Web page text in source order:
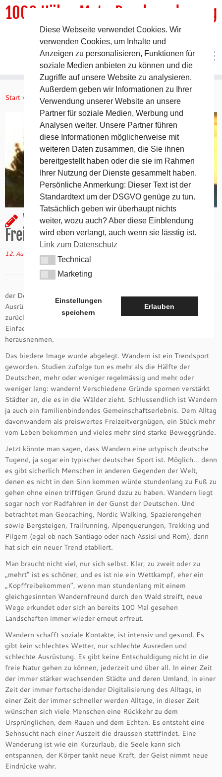
Inhalt
1000 HöhenMeterRundwanderweg
DER Rundwanderweg um Pommelsbrunn
Start » Allgemein » Wandern ist die beliebteste Freizeitsportart
Wandern ist die beliebteste
Freizeitsportart
12. August 2015in
der Deutschen, so war neulich zu lesen. So gut wie keine
Ausrüstung notwendig, es macht gesund und die Sehnsucht
zurück zur Natur zu kommen, sind die Motivatoren geworden.
Einfach einfach, mehr nicht, über den Dingen stehen, sich
herausnehmen.
Das biedere Image wurde abgelegt. Wandern ist ein Trendsport
geworden. Studien zufolge tun es mehr als die Hälfte der
Deutschen, mehr oder weniger regelmässig und mehr oder
weniger lang: wandern! Verschiedene Gründe spornen verstärkt
Städter an, die es in die Wälder zieht. Schlussendlich ist Wandern
ja auch ein familienbindendes Gemeinschaftserlebnis. Dem Alltag
davonwandern als preiswertes Freizeitvergnügen, ein Stück mehr
vom Leben bekommen und vieles mehr sind starke Beweggründe.
Jetzt könnte man sagen, dass Wandern eine urtypisch deutsche
Tugend, ja sogar ein typischer deutscher Sport ist. Möglich… denn
es gibt sicherlich Menschen in anderen Gegenden der Welt,
denen es nicht in den Sinn kommen würde stundenlang zu Fuß zu
gehen ohne einen trifftigen Grund dazu zu haben. Wandern liegt
sogar noch vor Radfahren in der Gunst der Deutschen. Und
betrachtet man Geocaching, Nordic Walking, Spazierengehen
sowie Bergsteigen, Trailrunning, Alpenquerungen, Trekking und
Pilgern (egal ob nach Santiago oder nach Assisi und Rom), dann
hat sich ein neuer Trend etabliert.
Man braucht nicht viel, nur sich selbst. Klar, zu zweit oder zu
„mehrt“ ist es schöner, und es ist nie ein Wettkampf, eher ein
„Kopffreibekommen“, wenn man stundenlang mit einem
gleichgesinnten Wandernfreund durch den Wald streift, neue
Wege erkundet oder sich an bereits 100 Mal gesehen
Landschaften immer wieder erneut erfreut.
Wandern schafft soziale Kontakte, ist intensiv und gesund. Es
gibt kein schlechtes Wetter, nur schlechte Ausreden und
schlechte Ausrüstung. Es gibt keine Entschuldigung nicht in die
freie Natur gehen zu können, jederzeit und über all. In einer Zeit
der immer stärker wachsenden Städte und deren Umland, in einer
Zeit der immer fortscheidender Digitalisierung des Alltags, in
einer Zeit der immer schneller werden Alltage, in dieser Zeit
wünschen sich viele Menschen eine Rückkehr zu dem
Ursprünglichen, dem Rauen und dem Echten. Es entsteht eine
Sehnsucht nach einer Auszeit die draussen stattfindet. Eine
Wanderung ist wie ein Kurzurlaub, die Seele kann sich
entspannen, der Körper tankt neue Kraft, der Geist nimmt neue
Eindrücke wahr.
Diese Webseite verwendet Cookies. Wir
verwenden Cookies, um Inhalte und
Anzeigen zu personalisieren, Funktionen für
soziale Medien anbieten zu können und die
Zugriffe auf unsere Website zu analysieren.
Außerdem geben wir Informationen zu Ihrer
Verwendung unserer Website an unsere
Partner für soziale Medien, Werbung und
Analysen weiter. Unsere Partner führen
diese Informationen möglicherweise mit
weiteren Daten zusammen, die Sie ihnen
bereitgestellt haben oder die sie im Rahmen
Ihrer Nutzung der Dienste gesammelt haben.
Persönliche Anmerkung: Dieser Text ist der
Standardtext um der DSGVO genüge zu tun.
Tatsächlich geben wir überhaupt nichts
weiter, wozu auch? Aber diese Einblendung
wird eben verlangt, auch wenn sie lässtig ist.
Link zum Datenschutz
TechnicalTechnical
MarketingMarketing
Einstellungen
speichern
Erlauben